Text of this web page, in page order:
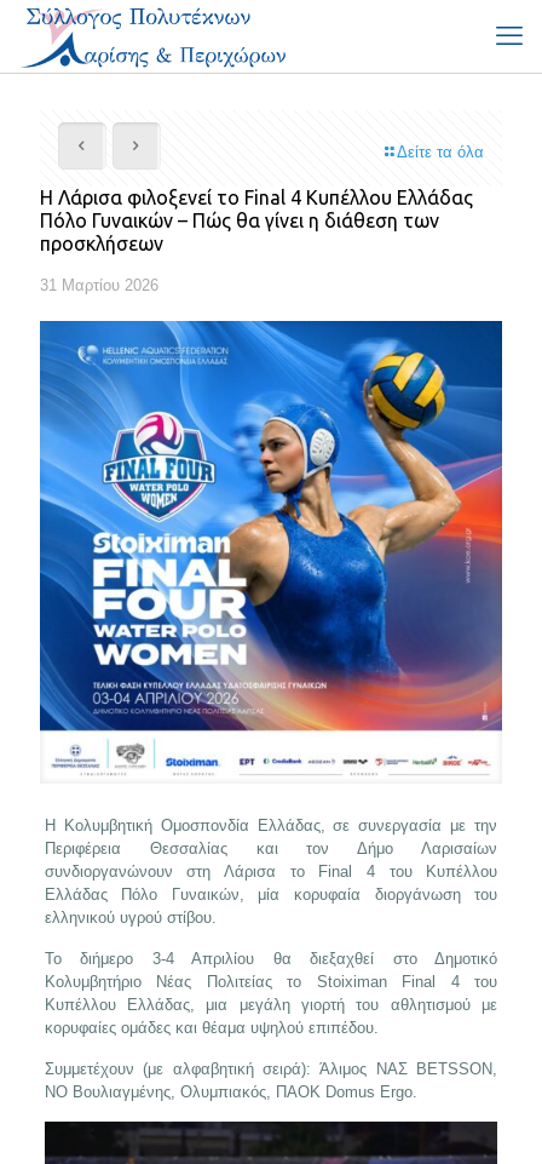
Δείτε τα όλα
Η Λάρισα φιλοξενεί το Final 4 Κυπέλλου Ελλάδας
Πόλο Γυναικών – Πώς θα γίνει η διάθεση των
προσκλήσεων
31 Μαρτίου 2026
Η Κολυμβητική Ομοσπονδία Ελλάδας, σε συνεργασία με την
Περιφέρεια Θεσσαλίας και τον Δήμο Λαρισαίων
συνδιοργανώνουν στη Λάρισα το Final 4 του Κυπέλλου
Ελλάδας Πόλο Γυναικών, μία κορυφαία διοργάνωση του
ελληνικού υγρού στίβου.
Το διήμερο 3-4 Απριλίου θα διεξαχθεί στο Δημοτικό
Κολυμβητήριο Νέας Πολιτείας το Stoiximan Final 4 του
Κυπέλλου Ελλάδας, μια μεγάλη γιορτή του αθλητισμού με
κορυφαίες ομάδες και θέαμα υψηλού επιπέδου.
Συμμετέχουν (με αλφαβητική σειρά): Άλιμος ΝΑΣ BETSSON,
ΝΟ Βουλιαγμένης, Ολυμπιακός, ΠΑΟΚ Domus Ergo.